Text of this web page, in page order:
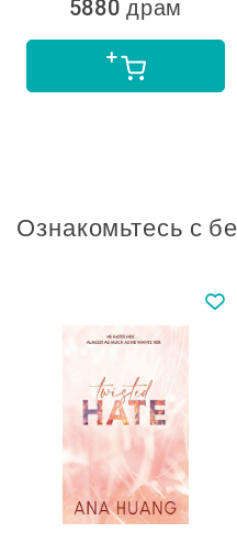
5880 драм
Ознакомьтесь с